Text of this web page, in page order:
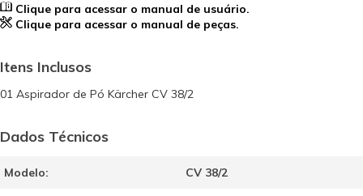
Clique para acessar o manual de usuário.
Clique para acessar o manual de peças.
Itens Inclusos
01 Aspirador de Pó Kärcher CV 38/2
Dados Técnicos
Modelo: CV 38/2